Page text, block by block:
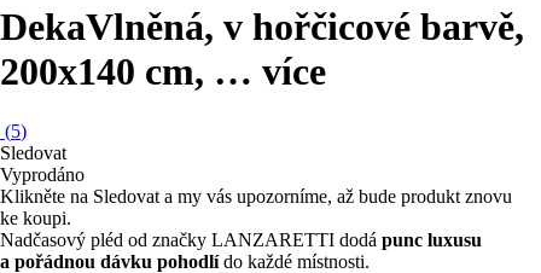
DekaVlněná, v hořčicové barvě,
200x140 cm, … více
(5)
Sledovat
Vyprodáno
Klikněte na Sledovat a my vás upozorníme, až bude produkt znovu
ke koupi.
Nadčasový pléd od značky LANZARETTI dodá punc luxusu
a pořádnou dávku pohodlído každé místnosti.